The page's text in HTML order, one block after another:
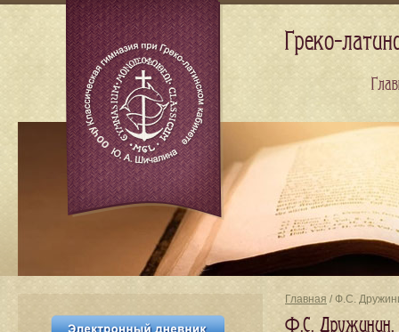
Главная / Ф.С.
Ф.С. Дружинин.
Греко-